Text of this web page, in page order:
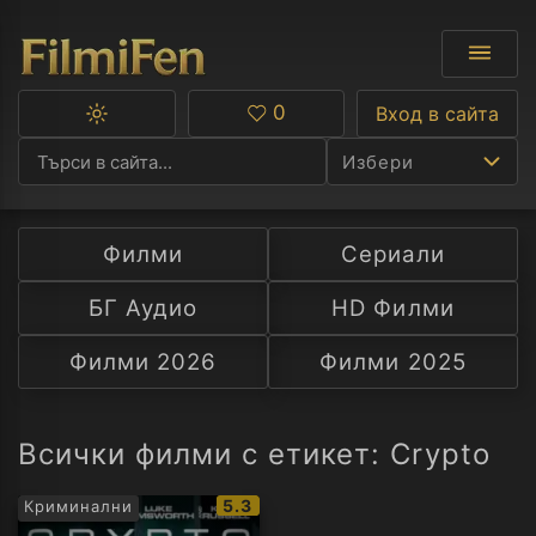
Избери
Ф
С
А
Превключване
тъмна
тема
Любими
0 Вход в сайта
Филми
Сериали
БГ Аудио
HD Филми
Филми 2026
Филми 2025
Всички филми с етикет: Crypto
Криминални
IMDb
рейтинг:
5.3